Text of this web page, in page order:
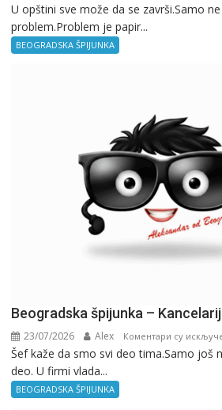
U opštini sve može da se završi.Samo
problem.Problem je papir...
BEOGRADSKA ŠPIJUNKA
Beogradska špijunka –
23/07/2026 Alex Коментари су
Šef kaže da smo svi deo tima.Samo još
deo. U firmi vlada...
BEOGRADSKA ŠPIJUNKA